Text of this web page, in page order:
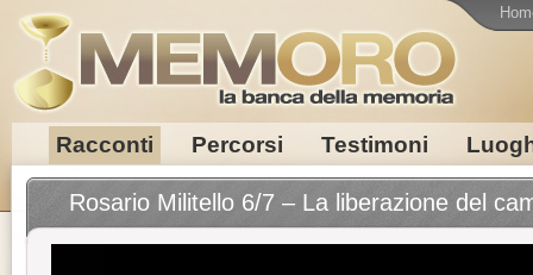
Racconti Percorsi Testimoni
Rosario Militello 6/7 – La liberazione del